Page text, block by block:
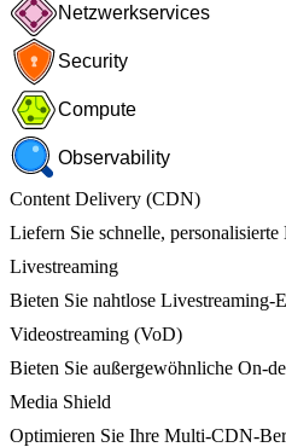
Netzwerkservices
Security
Compute
Observability
Content Delivery (CDN)
Liefern Sie schnelle,
Livestreaming
Bieten Sie nahtlose Livestreaming-
Videostreaming (VoD)
Bieten Sie außergewöhnliche On-
Media Shield
Optimieren Sie Ihre Multi-CDN-